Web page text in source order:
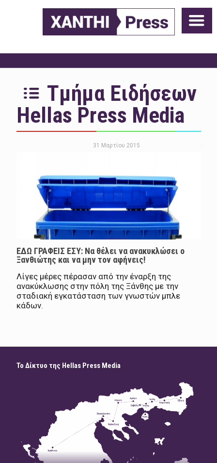
Τμήμα Ειδήσεων
Hellas Press Media
31 Μαρτίου 2015
EΔΩ ΓΡΑΦΕΙΣ ΕΣΥ: Να θέλει να ανακυκλώσει ο
Ξανθιώτης και να μην τον αφήνεις!
Λίγες μέρες πέρασαν από την έναρξη της
ανακύκλωσης στην πόλη της Ξάνθης με την
σταδιακή εγκατάσταση των γνωστών μπλε
κάδων.
Το Δίκτυο της Hellas Press Media